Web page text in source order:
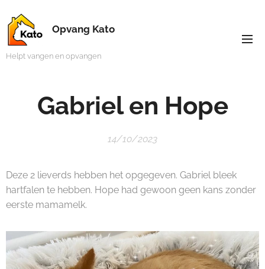
Opvang Kato
Helpt vangen en opvangen
Gabriel en Hope
14/10/2023
Deze 2 lieverds hebben het opgegeven. Gabriel bleek
hartfalen te hebben. Hope had gewoon geen kans zonder
eerste mamamelk.